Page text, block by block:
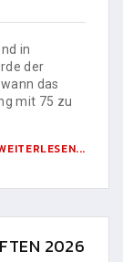
in
der
das
mit 75 zu
2026